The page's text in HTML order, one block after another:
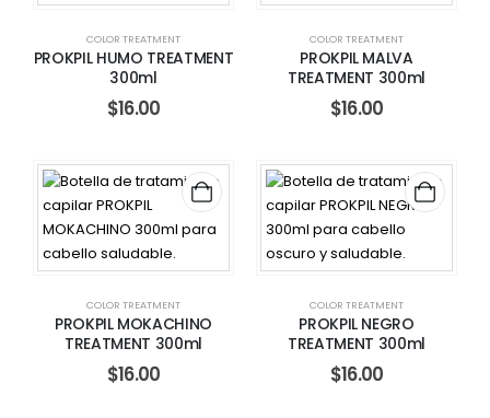
COLOR TREATMENT
PROKPIL HUMO TREATMENT
300ml
$16.00
COLOR TREATMENT
PROKPIL MALVA
TREATMENT 300ml
$16.00
COLOR TREATMENT
PROKPIL MOKACHINO
TREATMENT 300ml
$16.00
COLOR TREATMENT
PROKPIL NEGRO
TREATMENT 300ml
$16.00